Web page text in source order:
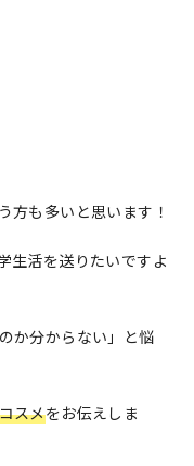
方も多いと思います！
生活を送りたいですよ
か分からない」と悩
スメをお伝えしま